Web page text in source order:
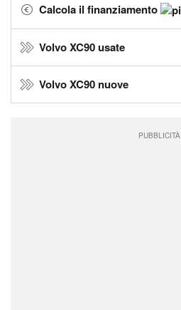
Calcola il finanziamento
Volvo XC90 usate
Volvo XC90 nuove
PUBBLICITÀ